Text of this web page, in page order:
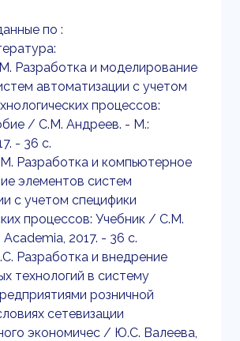
по :
Разработка и моделирование
автоматизации с учетом
процессов:
/ С.М. Андреев. - М.:
- 36 c.
Разработка и компьютерное
элементов систем
с учетом специфики
процессов: Учебник / С.М.
2017. - 36 c.
Разработка и внедрение
технологий в систему
розничной
сетевизации
экономичес / Ю.С. Валеева,